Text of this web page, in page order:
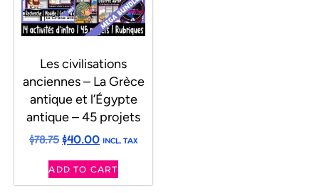
Les civilisations
anciennes – La Grèce
antique et l’Égypte
antique – 45 projets
$78.75$40.00 INCL. TAX
ADD TO CART